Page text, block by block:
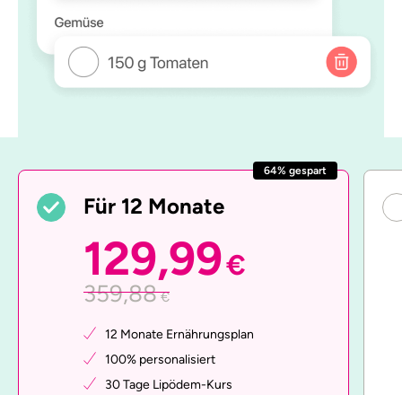
Für 12 Monate
129,99€
359,88 €
12 Monate Ernährungsplan
100% personalisiert
30 Tage Lipödem-Kurs
64% gespart